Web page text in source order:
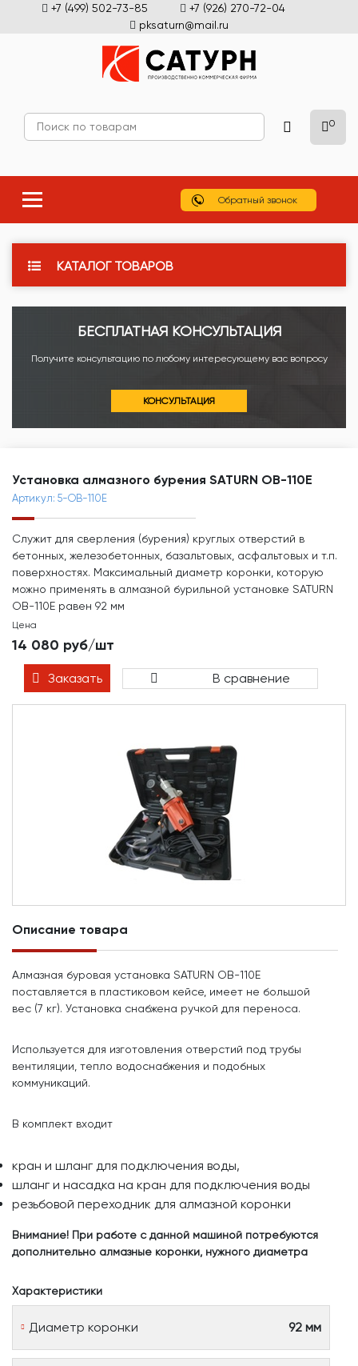
+7 (499) 502-73-85
+7 (926) 270-72-04
pksaturn@mail.ru
0
Обратный звонок
КАТАЛОГ ТОВАРОВ
БЕСПЛАТНАЯ КОНСУЛЬТАЦИЯ
Получите консультацию по любому интересующему вас вопросу
КОНСУЛЬТАЦИЯ
Установка алмазного бурения SATURN OB-110E
Артикул: 5-OB-110E
Служит для сверления (бурения) круглых отверстий в
бетонных, железобетонных, базальтовых, асфальтовых и т.п.
поверхностях. Максимальный диаметр коронки, которую
можно применять в алмазной бурильной установке SATURN
OB-110E равен 92 мм
Цена
14 080 руб/шт
Заказать В сравнение
Описание товара
Алмазная буровая установка SATURN OB-110E
поставляется в пластиковом кейсе, имеет не большой
вес (7 кг). Установка снабжена ручкой для переноса.
Используется для изготовления отверстий под трубы
вентиляции, тепло водоснабжения и подобных
коммуникаций.
В комплект входит
кран и шланг для подключения воды,
шланг и насадка на кран для подключения воды
резьбовой переходник для алмазной коронки
Внимание! При работе с данной машиной потребуются
дополнительно алмазные коронки, нужного диаметра
Характеристики
Диаметр коронки 92 мм